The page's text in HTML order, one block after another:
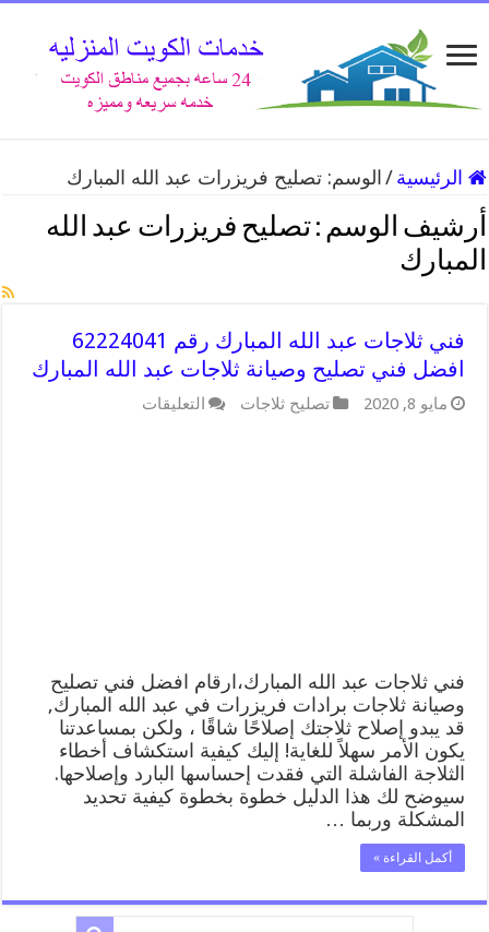
الرئيسية / الوسم:تصليح فريزرات عبد الله المبارك
أرشيف الوسم :تصليح فريزرات عبد الله
المبارك
فني ثلاجات عبد الله المبارك رقم 62224041
افضل فني تصليح وصيانة ثلاجات عبد الله المبارك
مايو 8, 2020 تصليح ثلاجات التعليقات
الله
المبارك
مغلقة
فني ثلاجات عبد الله المبارك،ارقام افضل فني تصليح
وصيانة ثلاجات برادات فريزرات في عبد الله المبارك,
قد يبدو إصلاح ثلاجتك إصلاحًا شاقًا ، ولكن بمساعدتنا
يكون الأمر سهلاً للغاية! إليك كيفية استكشاف أخطاء
الثلاجة الفاشلة التي فقدت إحساسها البارد وإصلاحها.
سيوضح لك هذا الدليل خطوة بخطوة كيفية تحديد
المشكلة وربما …
أكمل القراءة »